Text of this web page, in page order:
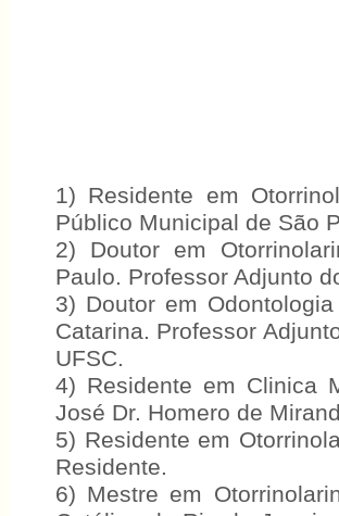
1) Residente em
Público Municipal de São
2) Doutor em
Paulo. Professor Adjunto
3) Doutor em
Catarina. Professor
UFSC.
4) Residente em Clinica
José Dr. Homero de
5) Residente em
Residente.
6) Mestre em